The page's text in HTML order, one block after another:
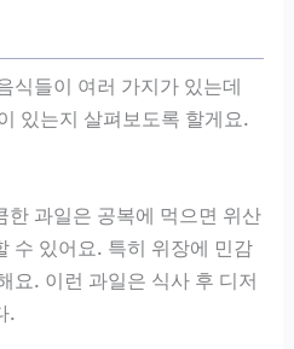
식들이 여러 가지가 있는데
있는지 살펴보도록 할게요.
한 과일은 공복에 먹으면 위산
수 있어요. 특히 위장에 민감
요. 이런 과일은 식사 후 디저
.